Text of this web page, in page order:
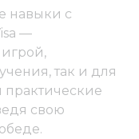
навыки с
—
так и для
практические
свою